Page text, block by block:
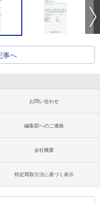
事へ
お問い合わせ
編集部へのご連絡
会社概要
特定商取引法に基づく表示